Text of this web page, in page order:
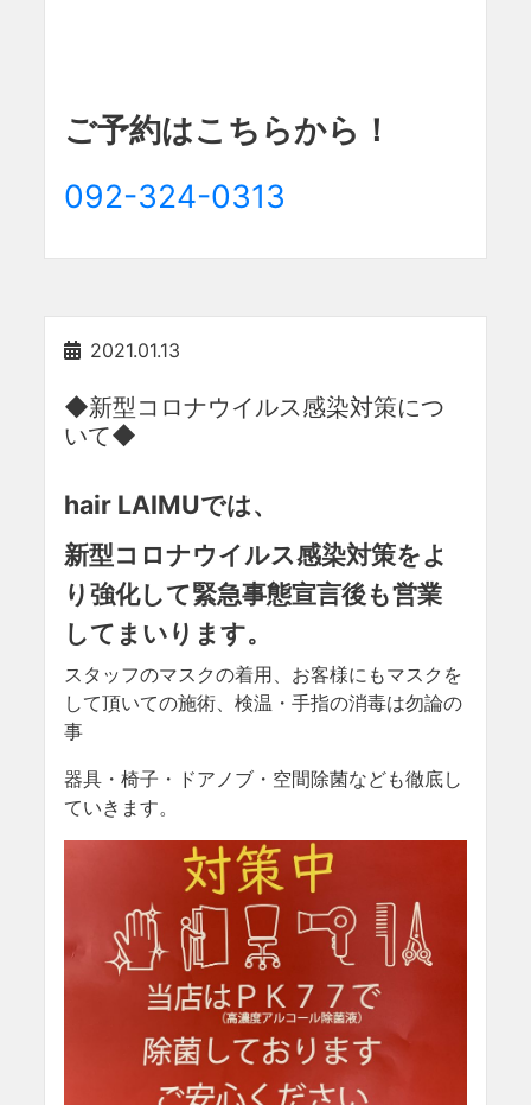
ご予約はこちらから！
092-324-0313
2021.01.13
◆新型コロナウイルス感染対策につ
いて◆
hair LAIMUでは、
新型コロナウイルス感染対策をよ
り強化して緊急事態宣言後も営業
してまいります。
スタッフのマスクの着用、お客様にもマスクを
して頂いての施術、検温・手指の消毒は勿論の
事
器具・椅子・ドアノブ・空間除菌なども徹底し
ていきます。